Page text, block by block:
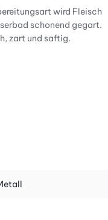
wird Fleisch
schonend gegart.
zart und saftig.